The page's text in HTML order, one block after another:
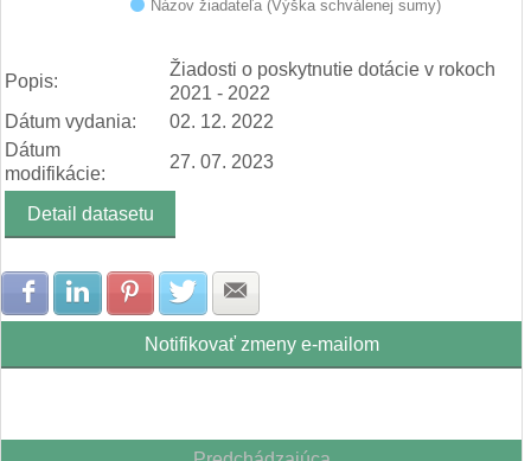
Názov žiadateľa (Výška schválenej sumy)
Popis:
Žiadosti o poskytnutie dotácie v rokoch
2021 - 2022
Dátum vydania:
02. 12. 2022
Dátum
modifikácie:
27. 07. 2023
Detail datasetu
Zdielať na Facebook
Zdielať na LinkedIn
Zdielať na Pinterest
Zdielať na Twitter
Notifikovať zmeny e-mailom